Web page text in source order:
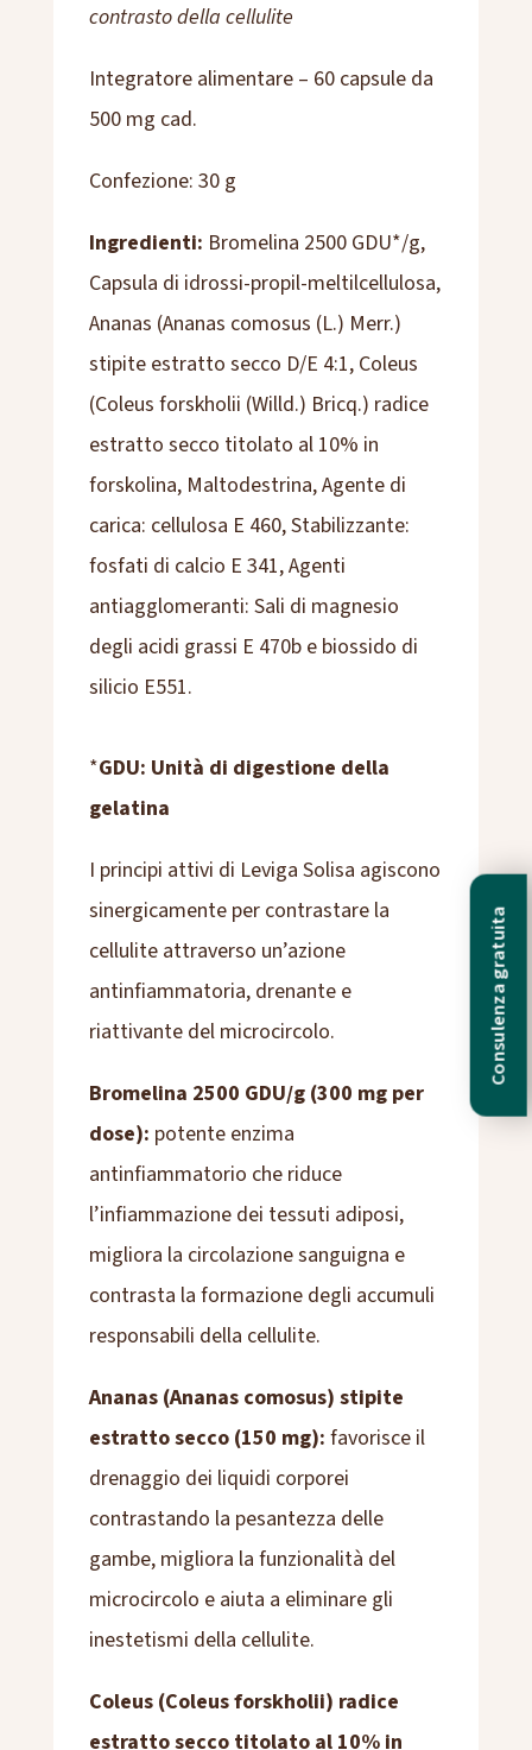
contrasto della cellulite
Integratore alimentare – 60 capsule da
500 mg cad.
Confezione: 30 g
Ingredienti: Bromelina 2500 GDU*/g,
Capsula di idrossi-propil-meltilcellulosa,
Ananas (Ananas comosus (L.) Merr.)
stipite estratto secco D/E 4:1, Coleus
(Coleus forskholii (Willd.) Bricq.) radice
estratto secco titolato al 10% in
forskolina, Maltodestrina, Agente di
carica: cellulosa E 460, Stabilizzante:
fosfati di calcio E 341, Agenti
antiagglomeranti: Sali di magnesio
degli acidi grassi E 470b e biossido di
silicio E551.
*GDU: Unità di digestione della
gelatina
I principi attivi di Leviga Solisa agiscono
sinergicamente per contrastare la
cellulite attraverso un’azione
antinfiammatoria, drenante e
riattivante del microcircolo.
Bromelina 2500 GDU/g (300 mg per
dose): potente enzima
antinfiammatorio che riduce
l’infiammazione dei tessuti adiposi,
migliora la circolazione sanguigna e
contrasta la formazione degli accumuli
responsabili della cellulite.
Ananas (Ananas comosus) stipite
estratto secco (150 mg): favorisce il
drenaggio dei liquidi corporei
contrastando la pesantezza delle
gambe, migliora la funzionalità del
microcircolo e aiuta a eliminare gli
inestetismi della cellulite.
Coleus (Coleus forskholii) radice
estratto secco titolato al 10% in
Consulenza gratuita